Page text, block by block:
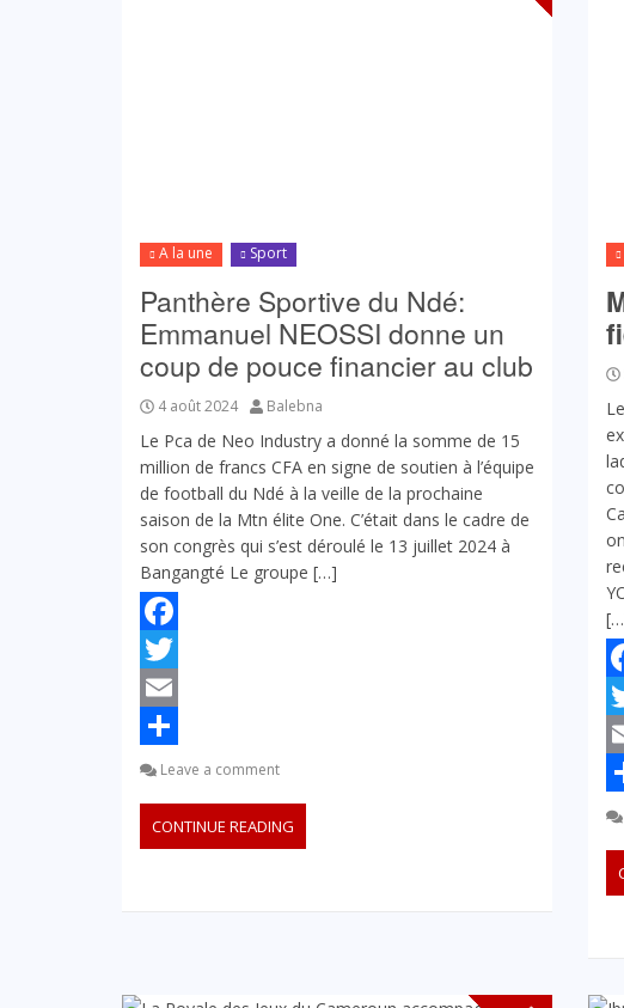
A la une Sport
Panthère Sportive du Ndé:
Emmanuel NEOSSI donne un
coup de pouce financier au club
4 août 2024 Balebna
Le Pca de Neo Industry a donné la somme de 15
million de francs CFA en signe de soutien à l’équipe
de football du Ndé à la veille de la prochaine
saison de la Mtn élite One. C’était dans le cadre de
son congrès qui s’est déroulé le 13 juillet 2024 à
Bangangté Le groupe […]
Facebook
Twitter
Email
Partager
Leave a comment
CONTINUE READING